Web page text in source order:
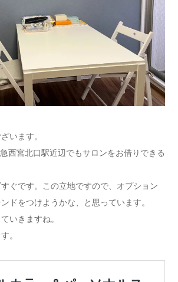
います。
西宮北口駅近辺でもサロンをお借りできる
ぐです。この立地ですので、オプション
ドをつけようかな、と思っています。
いきますね。
。